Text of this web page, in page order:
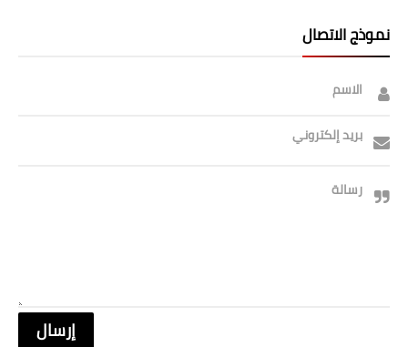
نموذج الاتصال
الاسم
بريد إلكتروني
رسالة